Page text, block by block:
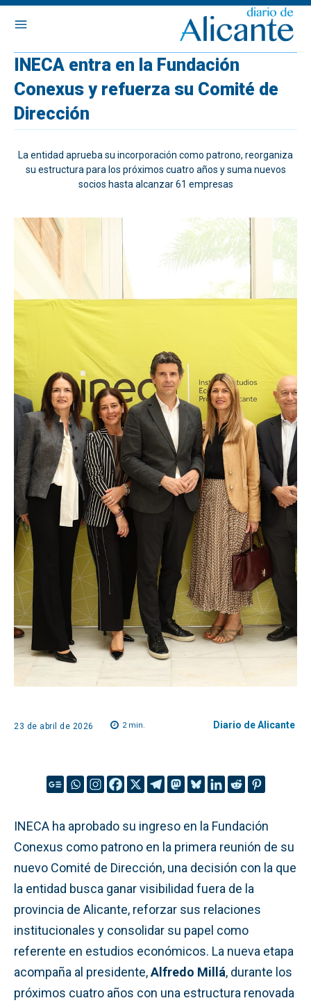
INECA entra en la Fundación
Conexus y refuerza su Comité de
Dirección
La entidad aprueba su incorporación como patrono, reorganiza
su estructura para los próximos cuatro años y suma nuevos
socios hasta alcanzar 61 empresas
23 de abril de 2026 2min. Diario de Alicante
INECA ha aprobado su ingreso en la Fundación
Conexus como patrono en la primera reunión de su
nuevo Comité de Dirección, una decisión con la que
la entidad busca ganar visibilidad fuera de la
provincia de Alicante, reforzar sus relaciones
institucionales y consolidar su papel como
referente en estudios económicos. La nueva etapa
acompaña al presidente,Alfredo Millá, durante los
próximos cuatro años con una estructura renovada